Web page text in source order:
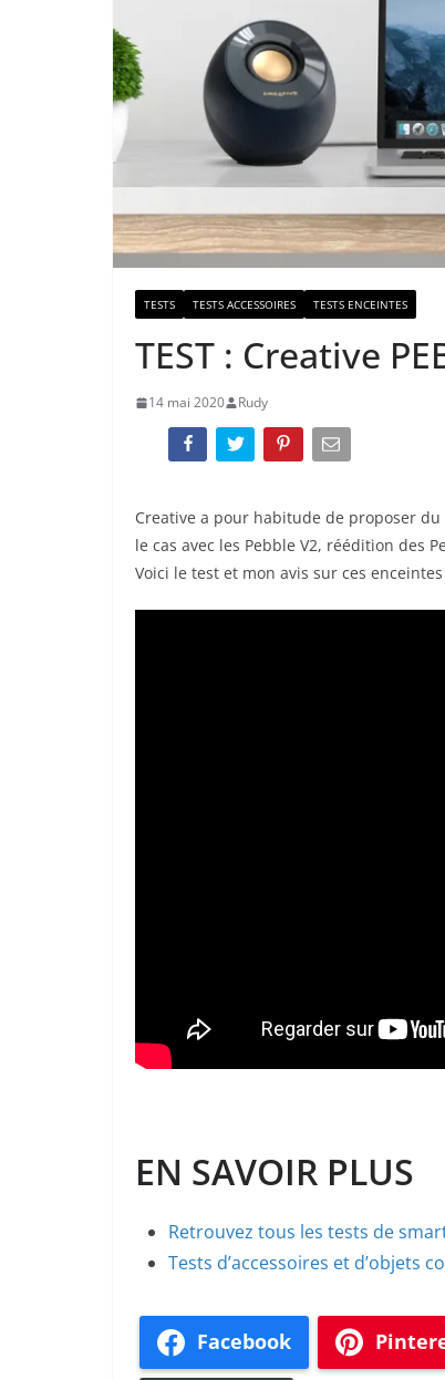
TESTS TESTS ACCESSOIRES TESTS ENCEINTES
TEST : Creative
14 mai 2020 Rudy
Creative a pour habitude de proposer
le cas avec les Pebble V2, réédition des
Voici le test et mon avis sur ces
EN SAVOIR PLUS
Retrouvez tous les tests de
Tests d’accessoires et d’objets
Facebook